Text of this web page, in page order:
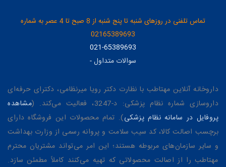
تماس تلفنی در روزهای شنبه تا پنج شنبه از 8 صبح تا 4 عصر به شماره
02165389693
021-65389693
سوالات متداول-
داروخانه آنلاین مهتاطب با نظارت دکتر رویا میرنظامی، دکترای حرفه‌ای
داروسازی شماره نظام پزشکی: د-3247، فعالیت می‌کند. (
مشاهده
پروفایل در سامانه نظام پزشکی). تمام محصولات این فروشگاه دارای
برچسب اصالت کالا، کد سیب سلامت و پروانه رسمی از وزارت بهداشت
و سایر سازمان‌های مربوطه هستند؛ این امر می‌تواند مشتریان محترم
مهتاطب را از اصالت محصولاتی که تهیه می‌کنند کاملاً مطمئن سازد.